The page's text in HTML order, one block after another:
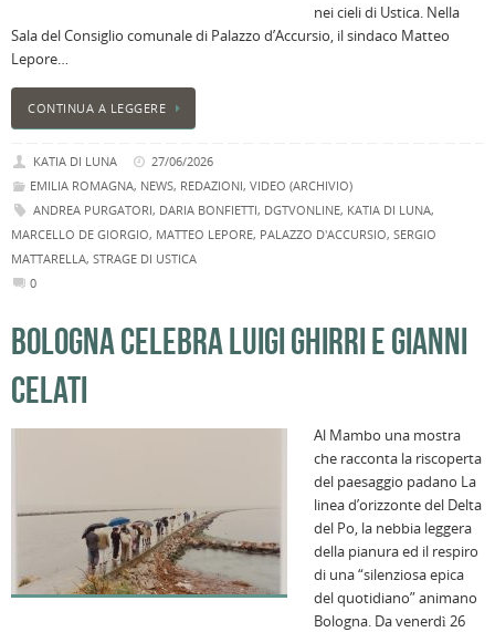
nei cieli di Ustica. Nella
Sala del Consiglio comunale di Palazzo d’Accursio, il sindaco Matteo
Lepore…
CONTINUA A LEGGERE
KATIA DI LUNA
27/06/2026
EMILIA ROMAGNA, NEWS, REDAZIONI, VIDEO (ARCHIVIO)
ANDREA PURGATORI, DARIA BONFIETTI, DGTVONLINE, KATIA DI LUNA,
MARCELLO DE GIORGIO, MATTEO LEPORE, PALAZZO D'ACCURSIO, SERGIO
MATTARELLA, STRAGE DI USTICA
0
BOLOGNA CELEBRA LUIGI GHIRRI E GIANNI
CELATI
Al Mambo una mostra
che racconta la riscoperta
del paesaggio padano La
linea d’orizzonte del Delta
del Po, la nebbia leggera
della pianura ed il respiro
di una “silenziosa epica
del quotidiano” animano
Bologna. Da venerdì 26